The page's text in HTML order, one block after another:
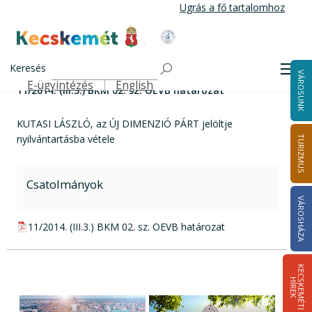
tartalomra
Ugrás a fő tartalomhoz
Kecskemét Város Honlapja
Keresés
Felső navigáció
E-ügyintézés English VÁROSUNK
TURIZMUS
VÁROSHÁZA
K
E
C
S
K
E
M
É
T
I
HÍ
R
E
K
11/2014. (III.3.) BKM 02. sz. OEVB határozat
11/2014. (III.3.) BKM 02. sz. OEVB határozat
KUTASI LÁSZLÓ, az ÚJ DIMENZIÓ PÁRT jelöltje
nyilvántartásba vétele
Csatolmányok
pdf csatolmány:
11/2014. (III.3.) BKM 02. sz. OEVB határozat